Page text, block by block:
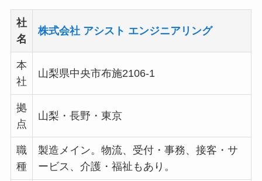
社
名
株式会社 アシスト エンジニアリング
本
社
山梨県中央市布施2106-1
拠
点
山梨・長野・東京
職
種
製造メイン。物流、受付・事務、接客・サ
ービス、介護・福祉もあり。